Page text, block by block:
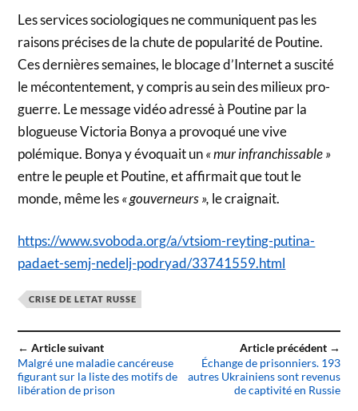
Les services sociologiques ne communiquent pas les
raisons précises de la chute de popularité de Poutine.
Ces dernières semaines, le blocage d’Internet a suscité
le mécontentement, y compris au sein des milieux pro-
guerre. Le message vidéo adressé à Poutine par la
blogueuse Victoria Bonya a provoqué une vive
polémique. Bonya y évoquait un« mur infranchissable »
entre le peuple et Poutine, et affirmait que tout le
monde, même les« gouverneurs », le craignait.
https://www.svoboda.org/a/vtsiom-reyting-putina-
padaet-semj-nedelj-podryad/33741559.html
CRISE DE LETAT RUSSE
← Article suivant
Malgré une maladie cancéreuse
figurant sur la liste des motifs de
libération de prison
Article précédent →
Échange de prisonniers. 193
autres Ukrainiens sont revenus
de captivité en Russie